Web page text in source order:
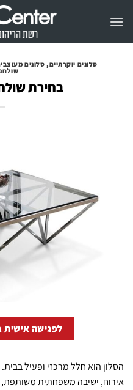
סלונים יוקרתיים, סלונים
בחירת
לפגישה אישית
הסלון הוא חלל מרכזי ופעיל
אירוח, ישיבה משפחתית משותפת,